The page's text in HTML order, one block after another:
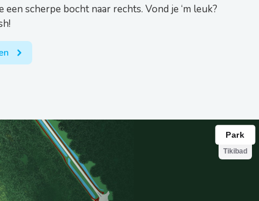
een scherpe bocht naar rechts. Vond je ‘m leuk?